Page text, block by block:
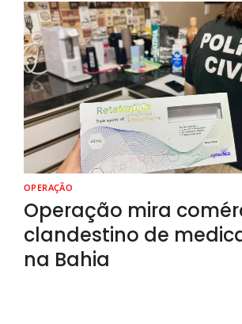
OPERAÇÃO
Operação mira
clandestino de
na Bahia